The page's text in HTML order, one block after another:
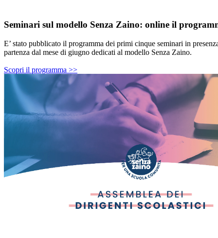
Seminari sul modello Senza Zaino: online il
E’ stato pubblicato il programma dei primi cinque seminari in
partenza dal mese di giugno dedicati al modello Senza Zaino.
Scopri il programma >>